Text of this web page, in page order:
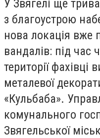
У Звягелі ще
з благоустрою
нова локація вже
вандалів: під час
території
металевої
«Кульбаба».
комунального
Звягельської